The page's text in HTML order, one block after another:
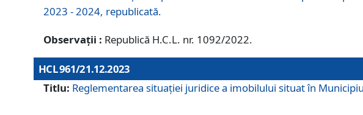
2023 - 2024, republicată.
Observații : Republică H.C.L. nr. 1092/2022.
HCL 961/21.12.2023
Titlu: Reglementarea situației juridice a imobilului situat în